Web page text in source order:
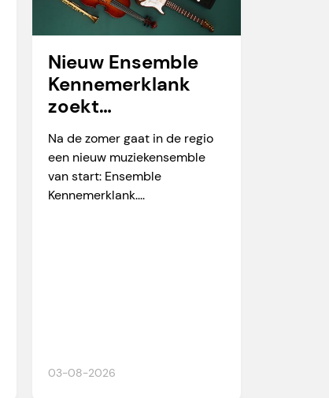
03-08-2026
Nieuw Ensemble
Kennemerklank
zoekt
amateurmuzikante
n
Na de zomer gaat in de regio
een nieuw muziekensemble
van start: Ensemble
Kennemerklank....